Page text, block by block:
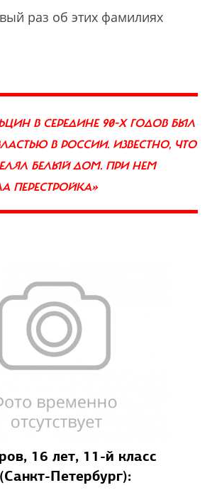
раз об этих фамилиях
В СЕРЕДИНЕ 90-Х ГОДОВ БЫЛ
В РОССИИ. ИЗВЕСТНО, ЧТО
БЕЛЫЙ ДОМ. ПРИ НЕМ
ПЕРЕСТРОЙКА»
16 лет, 11-й класс
Петербург):